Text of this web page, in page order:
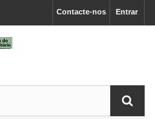
Entrar
Contacte-nos